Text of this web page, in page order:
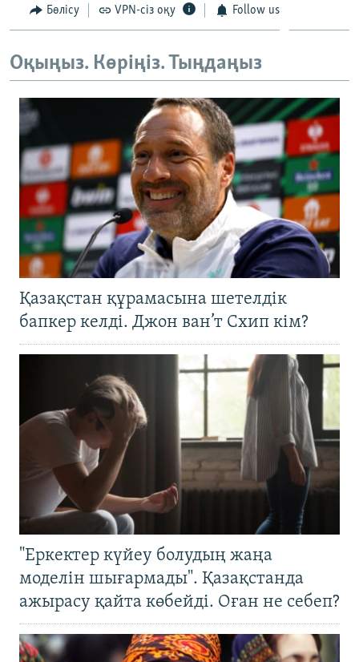
Бөлісу VPN-сіз оқу Follow us
Оқыңыз. Көріңіз. Тыңдаңыз
Қазақстан құрамасына шетелдік
бапкер келді. Джон ван’т Схип кім?
"Еркектер күйеу болудың жаңа
моделін шығармады". Қазақстанда
ажырасу қайта көбейді. Оған не себеп?